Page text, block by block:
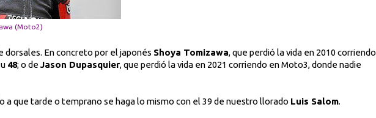
(Moto2)
dorsales. En concreto por el japonés Shoya Tomizawa, que perdió la vida en 2010 corriendo
48; o de Jason Dupasquier, que perdió la vida en 2021 corriendo en Moto3, donde nadie
a que tarde o temprano se haga lo mismo con el 39 de nuestro llorado Luis Salom.